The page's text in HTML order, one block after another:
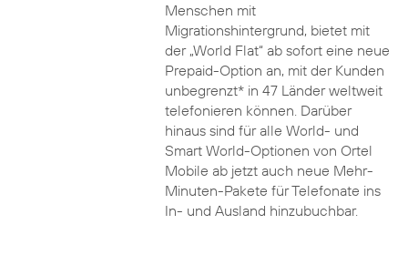
Menschen mit
Migrationshintergrund, bietet mit
der „World Flat“ ab sofort eine neue
Prepaid-Option an, mit der Kunden
unbegrenzt* in 47 Länder weltweit
telefonieren können. Darüber
hinaus sind für alle World- und
Smart World-Optionen von Ortel
Mobile ab jetzt auch neue Mehr-
Minuten-Pakete für Telefonate ins
In- und Ausland hinzubuchbar.